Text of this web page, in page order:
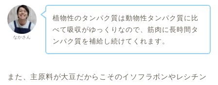
なかさん
植物性のタンパク質は動物性タンパク質に比
べて吸収がゆっくりなので、筋肉に長時間タ
ンパク質を補給し続けてくれます。
また、主原料が大豆だからこそのイソフラボンやレシチン